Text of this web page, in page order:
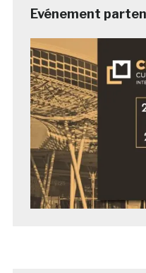
Evénement